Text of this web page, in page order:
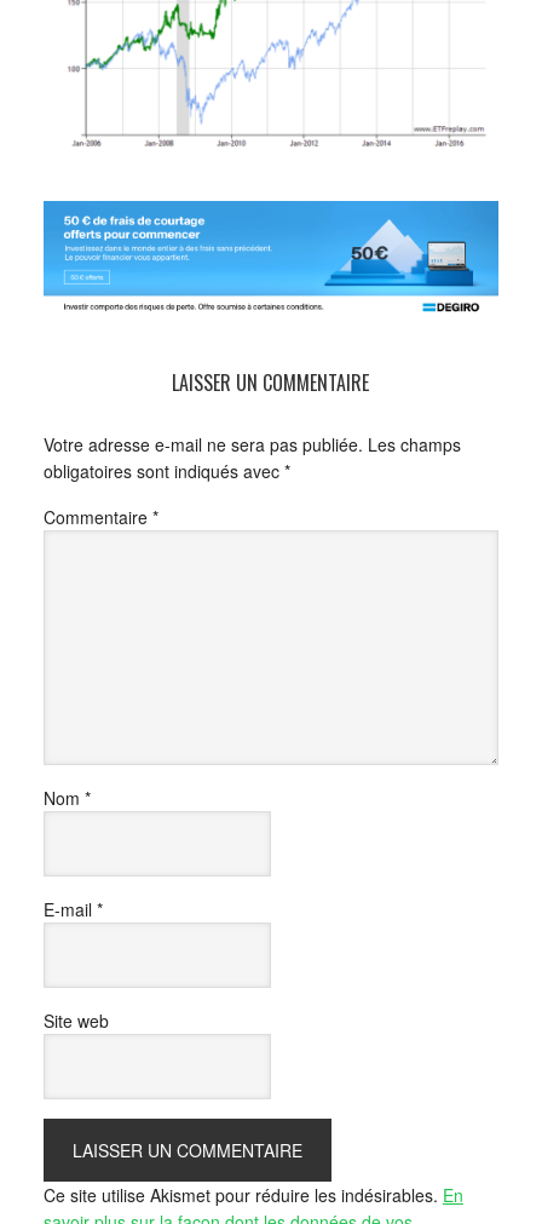
LAISSER UN COMMENTAIRE
Votre adresse e-mail ne sera pas publiée. Les champs
obligatoires sont indiqués avec *
Commentaire *
Nom *
E-mail *
Site web
Ce site utilise Akismet pour réduire les indésirables. En